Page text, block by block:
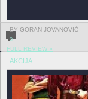
BY GORAN JOVANOVIĆ
0
FULL REVIEW »
AKCIJA